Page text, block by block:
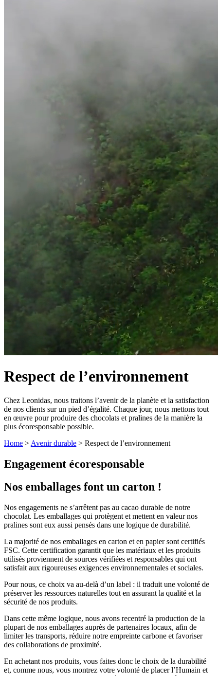
Respect de l’environnement
Chez Leonidas, nous traitons l’avenir de la planète et la satisfaction
de nos clients sur un pied d’égalité. Chaque jour, nous mettons tout
en œuvre pour produire des chocolats et pralines de la manière la
plus écoresponsable possible.
Home > Avenir durable > Respect de l’environnement
Engagement écoresponsable
Nos emballages font un carton !
Nos engagements ne s’arrêtent pas au cacao durable de notre
chocolat. Les emballages qui protègent et mettent en valeur nos
pralines sont eux aussi pensés dans une logique de durabilité.
La majorité de nos emballages en carton et en papier sont certifiés
FSC. Cette certification garantit que les matériaux et les produits
utilisés proviennent de sources vérifiées et responsables qui ont
satisfait aux rigoureuses exigences environnementales et sociales.
Pour nous, ce choix va au-delà d’un label : il traduit une volonté de
préserver les ressources naturelles tout en assurant la qualité et la
sécurité de nos produits.
Dans cette même logique, nous avons recentré la production de la
plupart de nos emballages auprès de partenaires locaux, afin de
limiter les transports, réduire notre empreinte carbone et favoriser
des collaborations de proximité.
En achetant nos produits, vous faites donc le choix de la durabilité
et, comme nous, vous montrez votre volonté de placer l’Humain et